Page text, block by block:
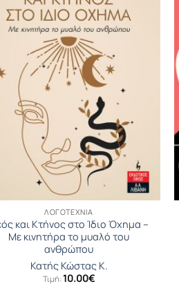
ΛΟΓΟΤΕΧΝΊΑ
και Κτήνος στο Ίδιο Όχηµα –
Με κινητήρα το μυαλό του
ανθρώπου
Κατής Κώστας Κ.
Τιμή:10.00€